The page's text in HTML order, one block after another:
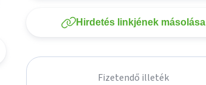
Hirdetés linkjének másolása
Fizetendő illeték